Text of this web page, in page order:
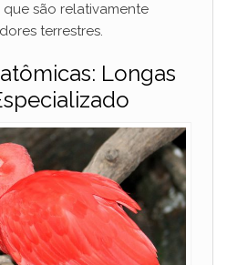
são relativamente
terrestres.
Longas